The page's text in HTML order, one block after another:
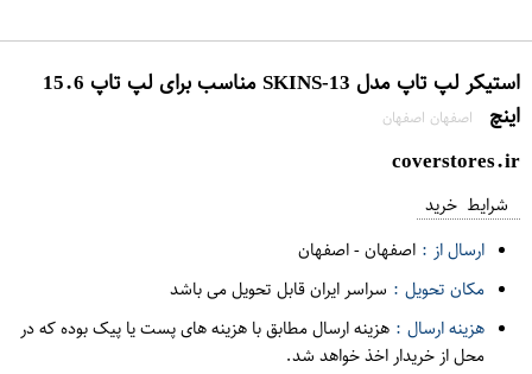
استیکر لپ تاپ مدل SKINS-13 مناسب برای لپ تاپ 15.6
اینچ
اصفهان اصفهان
coverstores.ir
شرایط خرید
ارسال از : اصفهان-اصفهان
مکان تحویل : سراسر ایران قابل تحویل می باشد
هزینه ارسال : هزینه ارسال مطابق با هزینه های پست یا پیک بوده که در
محل از خریدار اخذ خواهد شد.